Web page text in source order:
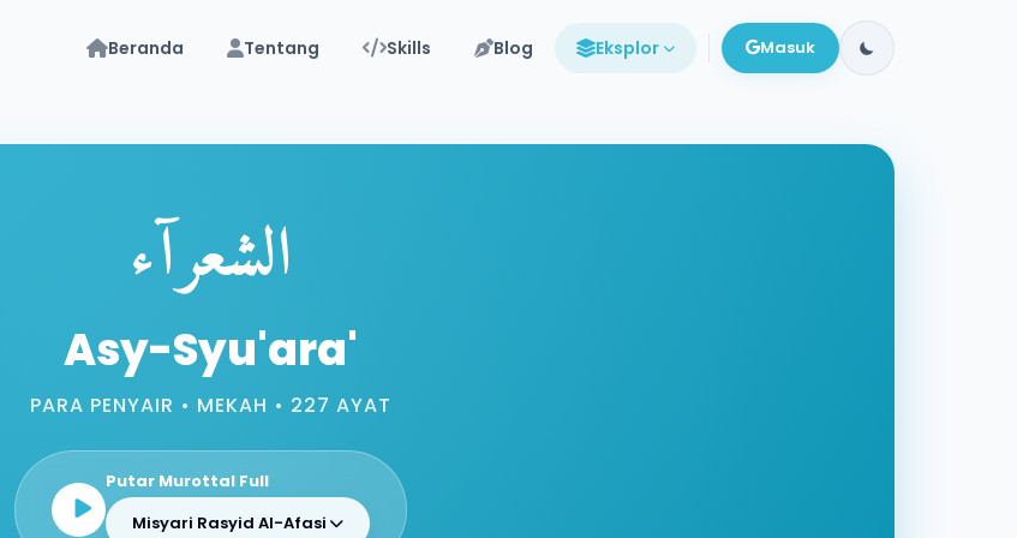
Beranda Tentang Skills Blog Eksplor Masuk
الشعراۤء
Asy-Syu'ara'
PARA PENYAIR • MEKAH • 227 AYAT
Putar Murottal Full
Misyari Rasyid Al-Afasi